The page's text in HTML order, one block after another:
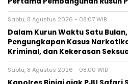
Sabtu, 8 Agustus 2026 - 08:07 WIB
Dalam Kurun Waktu Satu
Pengungkapan Kasus
Kriminal, dan Kekerasan
Sabtu, 8 Agustus 2026 - 08:00 WIB